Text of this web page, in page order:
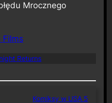
Mrocznego
Films
Returns
Komiksy w USA 5